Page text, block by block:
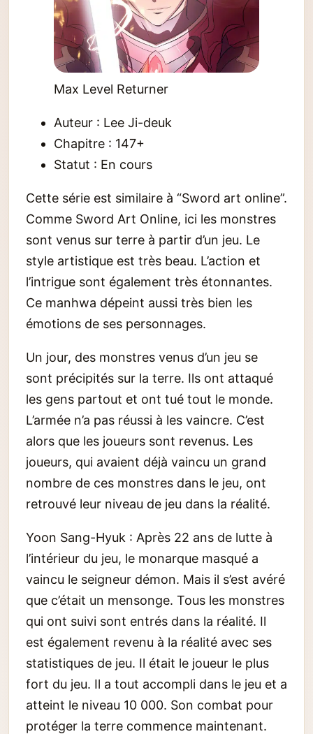
Max Level Returner
Auteur : Lee Ji-deuk
Chapitre : 147+
Statut : En cours
Cette série est similaire à “Sword art online”.
Comme Sword Art Online, ici les monstres
sont venus sur terre à partir d’un jeu. Le
style artistique est très beau. L’action et
l’intrigue sont également très étonnantes.
Ce manhwa dépeint aussi très bien les
émotions de ses personnages.
Un jour, des monstres venus d’un jeu se
sont précipités sur la terre. Ils ont attaqué
les gens partout et ont tué tout le monde.
L’armée n’a pas réussi à les vaincre. C’est
alors que les joueurs sont revenus. Les
joueurs, qui avaient déjà vaincu un grand
nombre de ces monstres dans le jeu, ont
retrouvé leur niveau de jeu dans la réalité.
Yoon Sang-Hyuk : Après 22 ans de lutte à
l’intérieur du jeu, le monarque masqué a
vaincu le seigneur démon. Mais il s’est avéré
que c’était un mensonge. Tous les monstres
qui ont suivi sont entrés dans la réalité. Il
est également revenu à la réalité avec ses
statistiques de jeu. Il était le joueur le plus
fort du jeu. Il a tout accompli dans le jeu et a
atteint le niveau 10 000. Son combat pour
protéger la terre commence maintenant.